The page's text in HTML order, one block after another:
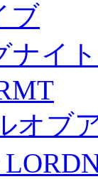
ブ
ナイ
オブ